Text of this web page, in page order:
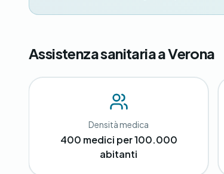
Assistenza sanitaria a Verona
Densità medica
400 medici per 100.000
abitanti